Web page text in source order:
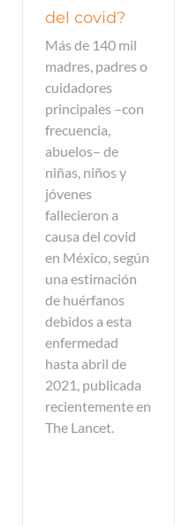
del covid?
Más de 140 mil
madres, padres o
cuidadores
principales –con
frecuencia,
abuelos– de
niñas, niños y
jóvenes
fallecieron a
causa del covid
en México, según
una estimación
de huérfanos
debidos a esta
enfermedad
hasta abril de
2021, publicada
recientemente en
The Lancet.